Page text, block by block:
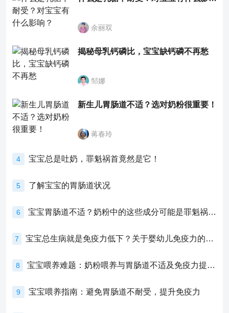
余丽双
揭秘母乳钙磷比，宝宝缺钙磷不再愁
邹娜
新生儿胃肠道不适？选对奶粉很重要！
蒋春玲
4 宝宝总是吐奶，罪魁祸首竟然是它！
5 了解宝宝的胃肠道状况
6 宝宝胃肠道不适？奶粉中的这些成分可能是罪魁祸首！
7 宝宝总生病就是免疫力低下？关于婴幼儿免疫力的真相，家长必须了解！
8 宝宝喂养难题：奶粉喂养与胃肠道不适及免疫力提升的奥秘
9 宝宝喂养指南：避免胃肠道不耐受，提升免疫力